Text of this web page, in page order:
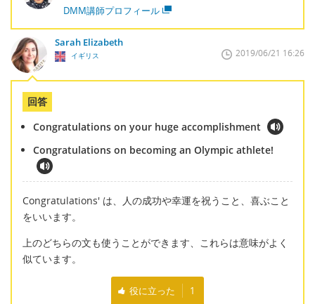
DMM講師プロフィール
Sarah Elizabeth
イギリス 2019/06/21 16:26
回答
Congratulations on your huge accomplishment
Congratulations on becoming an Olympic athlete!
Congratulations' は、人の成功や幸運を祝うこと、喜ぶこと
をいいます。
上のどちらの文も使うことができます、これらは意味がよく
似ています。
役に立った 1